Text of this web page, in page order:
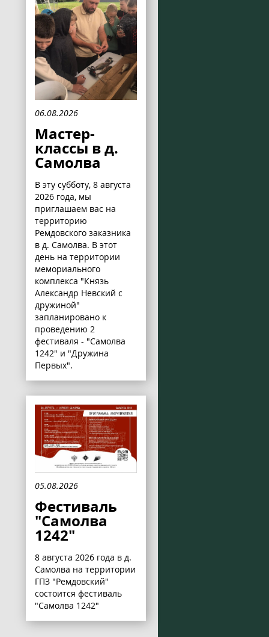
06.08.2026
Мастер-
классы в д.
Самолва
В эту субботу, 8 августа
2026 года, мы
приглашаем вас на
территорию
Ремдовского заказника
в д. Самолва. В этот
день на территории
мемориального
комплекса "Князь
Александр Невский с
дружиной"
запланировано к
проведению 2
фестиваля - "Самолва
1242" и "Дружина
Первых".
05.08.2026
Фестиваль
"Самолва
1242"
8 августа 2026 года в д.
Самолва на территории
ГПЗ "Ремдовский"
состоится фестиваль
"Самолва 1242"